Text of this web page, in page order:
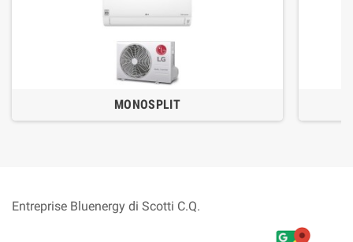
MONOSPLIT
Entreprise Bluenergy di Scotti C.Q.